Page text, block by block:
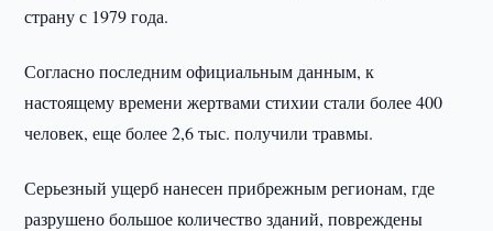
страну с 1979 года.
Согласно последним официальным данным, к
настоящему времени жертвами стихии стали более 400
человек, еще более 2,6 тыс. получили травмы.
Серьезный ущерб нанесен прибрежным регионам, где
разрушено большое количество зданий, повреждены